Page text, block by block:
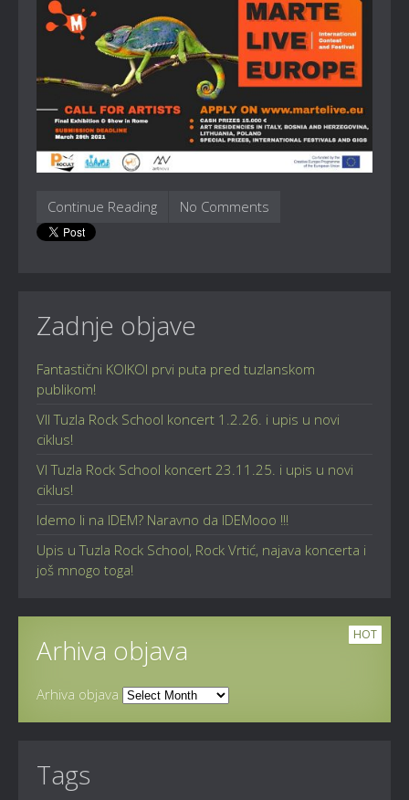
Continue Reading No Comments
Zadnje objave
Fantastični KOIKOI prvi puta pred tuzlanskom
publikom!
VII Tuzla Rock School koncert 1.2.26. i upis u novi
ciklus!
VI Tuzla Rock School koncert 23.11.25. i upis u novi
ciklus!
Idemo li na IDEM? Naravno da IDEMooo !!!
Upis u Tuzla Rock School, Rock Vrtić, najava koncerta i
još mnogo toga!
HOT
Arhiva objava
Arhiva objava
Tags